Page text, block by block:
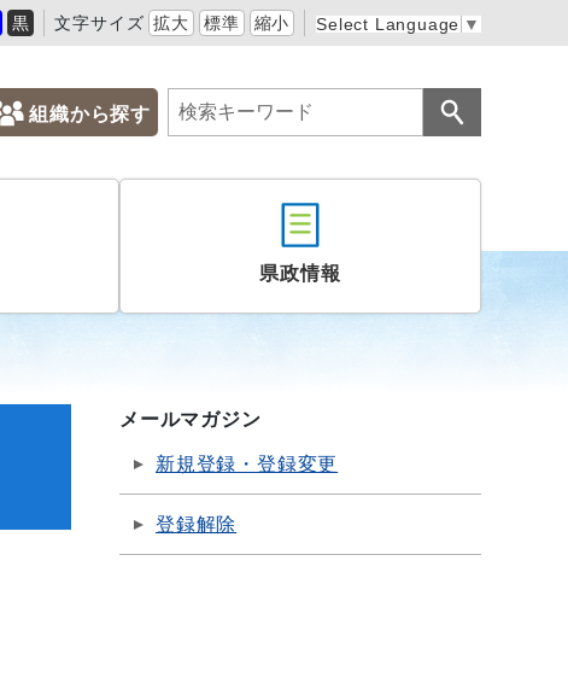
黒 文字サイズ 拡大 標準 縮小 Select Language ▼
組織から探す
県政情報
メールマガジン
新規登録・登録変更
登録解除